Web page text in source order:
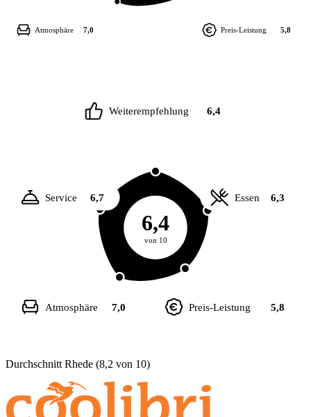
Preis-Leistung 5,8
Atmosphäre 7,0
6,4
von 10
Weiterempfehlung 6,4
Essen 6,3
Preis-Leistung 5,8
Atmosphäre 7,0
Service 6,7
Durchschnitt Rhede (8,2 von 10)